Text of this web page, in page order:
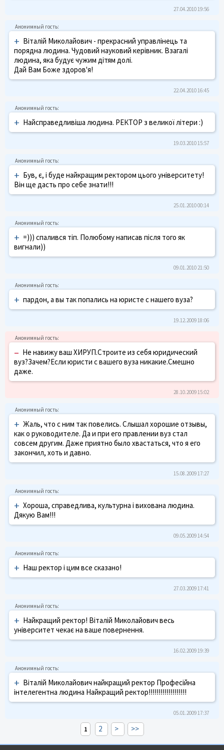
27.04.2010 19:56
+ Віталій Миколайович - прекрасний управлінець та
порядна людина. Чудовий науковий керівник. Взагалі
людина, яка будує чужим дітям долі.
Дай Вам Боже здоров'я!
22.04.2010 16:45
+ Найсправедливіша людина. РЕКТОР з великої літери :)
19.03.2010 15:57
+ Був, є, і буде найкращим ректором цього університету!
Він ще дасть про себе знати!!!
25.01.2010 00:14
+ =))) спалився тіп. Полюбому написав після того як
вигнали))
09.01.2010 21:50
+ пардон, а вы так попались на юристе с нашего вуза?
19.12.2009 18:06
– Не навижу ваш ХИРУП.Строите из себя юридический
вуз?Зачем?Если юристи с вашего вуза никакие.Смешно
даже.
28.10.2009 15:02
+ Жаль, что с ним так повелись. Слышал хорошие отзывы,
как о руководителе. Да и при его правлении вуз стал
совсем другим. Даже приятно было хвастаться, что я его
закончил, хоть и давно.
15.08.2009 17:27
+ Хороша, справедлива, культурна і вихована людина.
Дякую Вам!!!
09.05.2009 14:54
+ Наш ректор і цим все сказано!
27.03.2009 17:41
+ Найкращий ректор! Віталій Миколайович весь
університет чекає на ваше повернення.
16.02.2009 19:39
+ Віталій Миколайович найкращий ректор Професійна
інтелегентна людина Найкращий ректор!!!!!!!!!!!!!!!!!!!
05.01.2009 17:37
1 2 > >>